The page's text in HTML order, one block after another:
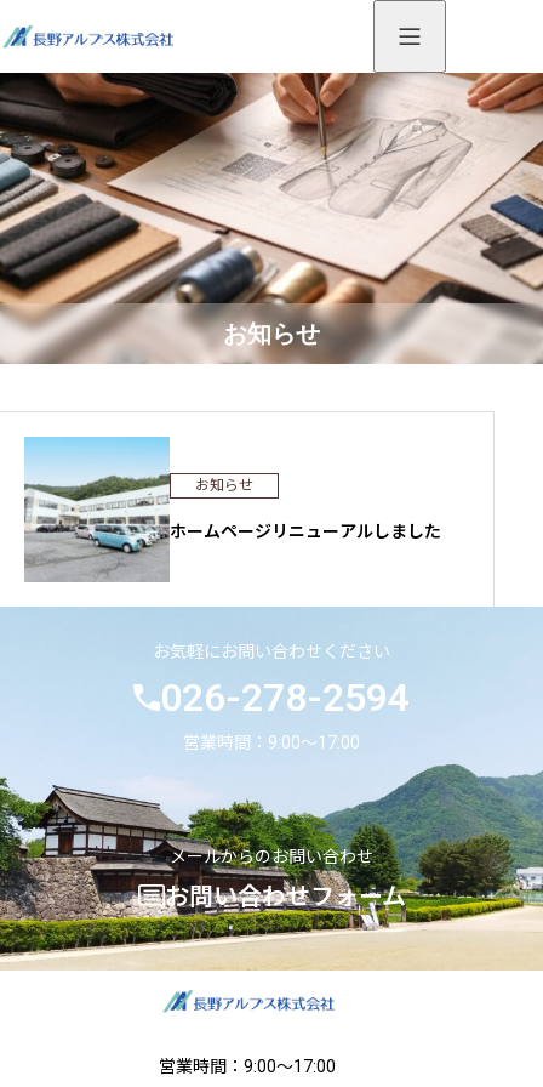
お知らせ
お知らせ
ホームページリニューアルしました
お気軽にお問い合わせください
026-278-2594
営業時間：9:00〜17:00
メールからのお問い合わせ
お問い合わせフォーム
営業時間：9:00〜17:00